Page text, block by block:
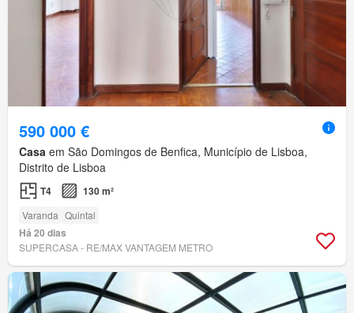
590 000 €
Casa em São Domingos de Benfica, Município de Lisboa,
Distrito de Lisboa
T4 130 m²
Varanda Quintal
Há 20 dias
SUPERCASA - RE/MAX VANTAGEM METRO